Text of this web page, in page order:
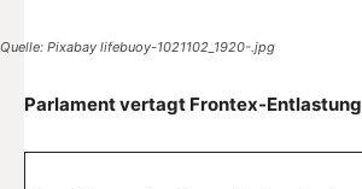
Quelle: Pixabay lifebuoy-1021102_1920-.jpg
Parlament vertagt Frontex-Entlastung